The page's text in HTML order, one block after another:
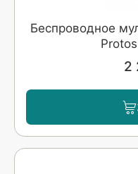
Беспроводное
2